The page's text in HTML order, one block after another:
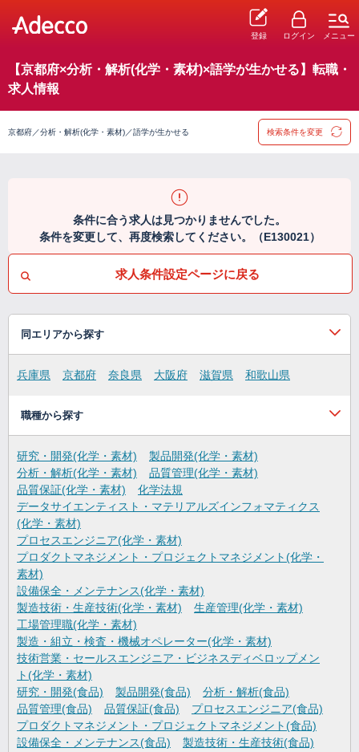
登録 ログイン メニュー
【京都府×分析・解析(化学・素材)×語学が生かせる】転職・
求人情報
京都府／分析・解析(化学・素材)／語学が生かせる 検索条件を変更
条件に合う求人は見つかりませんでした。
条件を変更して、再度検索してください。（E130021）
求人条件設定ページに戻る
同エリアから探す
兵庫県 京都府 奈良県 大阪府 滋賀県 和歌山県
職種から探す
研究・開発(化学・素材)
製品開発(化学・素材)
分析・解析(化学・素材)
品質管理(化学・素材)
品質保証(化学・素材)
化学法規
データサイエンティスト・マテリアルズインフォマティクス
(化学・素材)
プロセスエンジニア(化学・素材)
プロダクトマネジメント・プロジェクトマネジメント(化学・
素材)
設備保全・メンテナンス(化学・素材)
製造技術・生産技術(化学・素材)
生産管理(化学・素材)
工場管理職(化学・素材)
製造・組立・検査・機械オペレーター(化学・素材)
技術営業・セールスエンジニア・ビジネスディベロップメン
ト(化学・素材)
研究・開発(食品)
製品開発(食品)
分析・解析(食品)
品質管理(食品)
品質保証(食品)
プロセスエンジニア(食品)
プロダクトマネジメント・プロジェクトマネジメント(食品)
設備保全・メンテナンス(食品)
製造技術・生産技術(食品)